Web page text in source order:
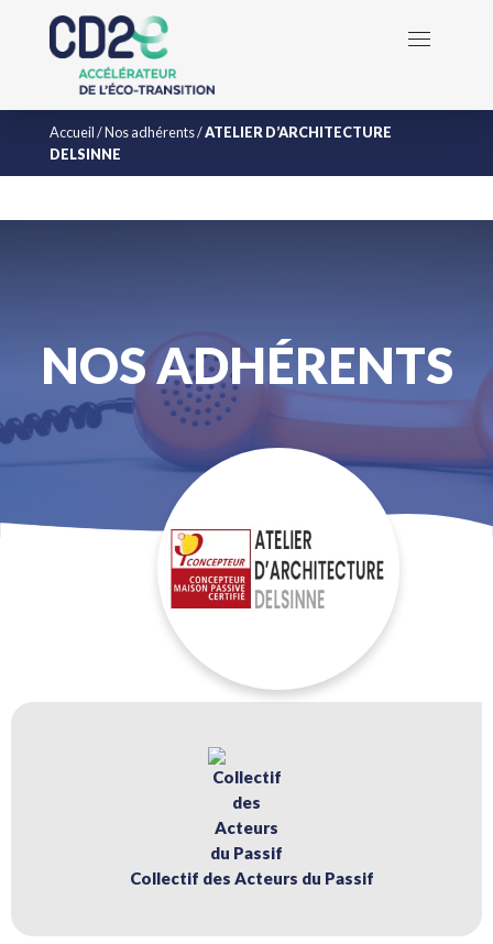
Accueil/Nos adhérents/ATELIER D’ARCHITECTURE
DELSINNE
NOS ADHÉRENTS
Collectif des Acteurs du Passif